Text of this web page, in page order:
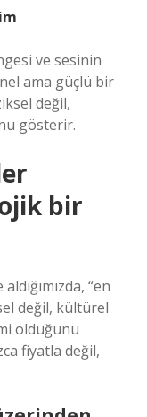
ve sesinin
ama güçlü bir
değil,
gösterir.
bir
“en
değil, kültürel
olduğunu
fiyatla değil,